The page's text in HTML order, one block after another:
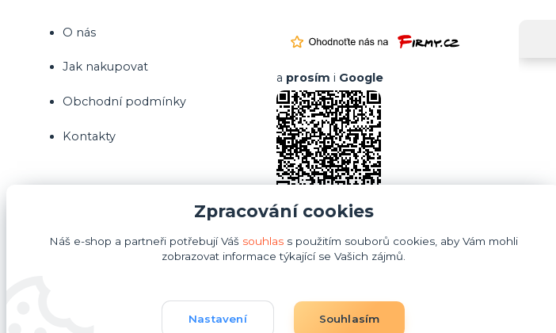
O nás
Jak nakupovat
Obchodní podmínky
Kontakty
a prosím i Google
Zpracování cookies
Náš e-shop a partneři potřebují Váš souhlas s použitím souborů cookies, aby Vám mohli
zobrazovat informace týkající se Vašich zájmů.
Nastavení Souhlasím